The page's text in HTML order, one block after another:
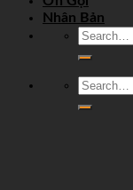
Nhân Bản